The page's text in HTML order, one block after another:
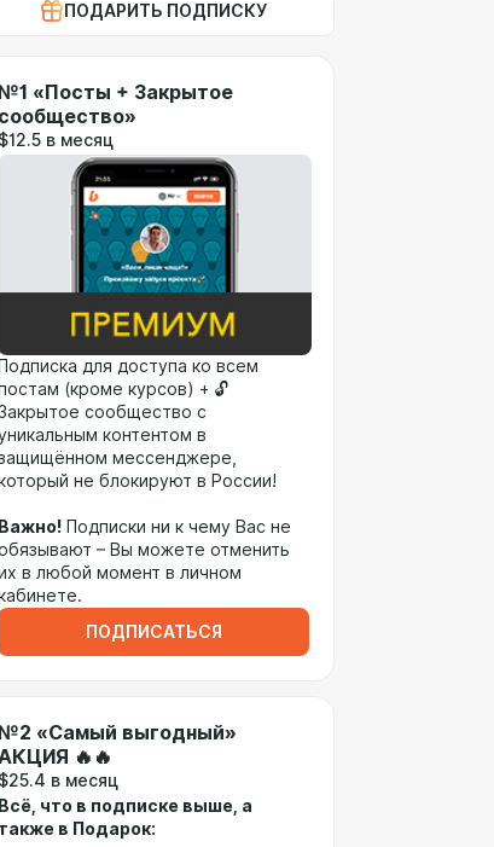
ПОДАРИТЬ ПОДПИСКУ
№1 «Посты + Закрытое
сообщество»
$12.5 в месяц
Подписка для доступа ко всем
(кроме курсов) + 🔓
сообщество с
контентом в
мессенджере,
не блокируют в России!
Важно! Подписки ни к чему Вас не
– Вы можете отменить
в любой момент в личном
ПОДПИСАТЬСЯ
№2 «Самый выгодный»
🔥🔥
$25.4 в месяц
Всё, что в подписке выше, а
также в Подарок: